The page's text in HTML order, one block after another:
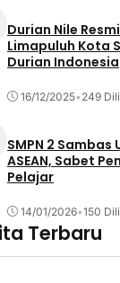
Durian Nile
Limapuluh Kota
Durian Indonesia
16/12/2025• 249
SMPN 2
ASEAN, Sabet
Pelajar
14/01/2026•150
Terbaru